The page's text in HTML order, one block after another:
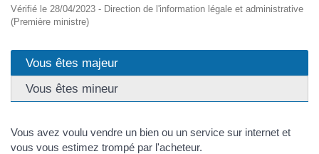
Vérifié le 28/04/2023 - Direction de l'information légale et administrative
(Première ministre)
Vous êtes majeur
Vous êtes mineur
Vous avez voulu vendre un bien ou un service sur internet et
vous vous estimez trompé par l'acheteur.